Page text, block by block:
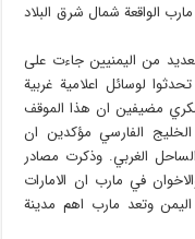
الواقعة شمال شرق البلاد
من اليمنيين جاءت على
لوسائل اعلامية غربية
مضيفين ان هذا الموقف
الفارسي مؤكدين ان
الغربي. وذكرت مصادر
في مارب ان الامارات
وتعد مارب اهم مدينة